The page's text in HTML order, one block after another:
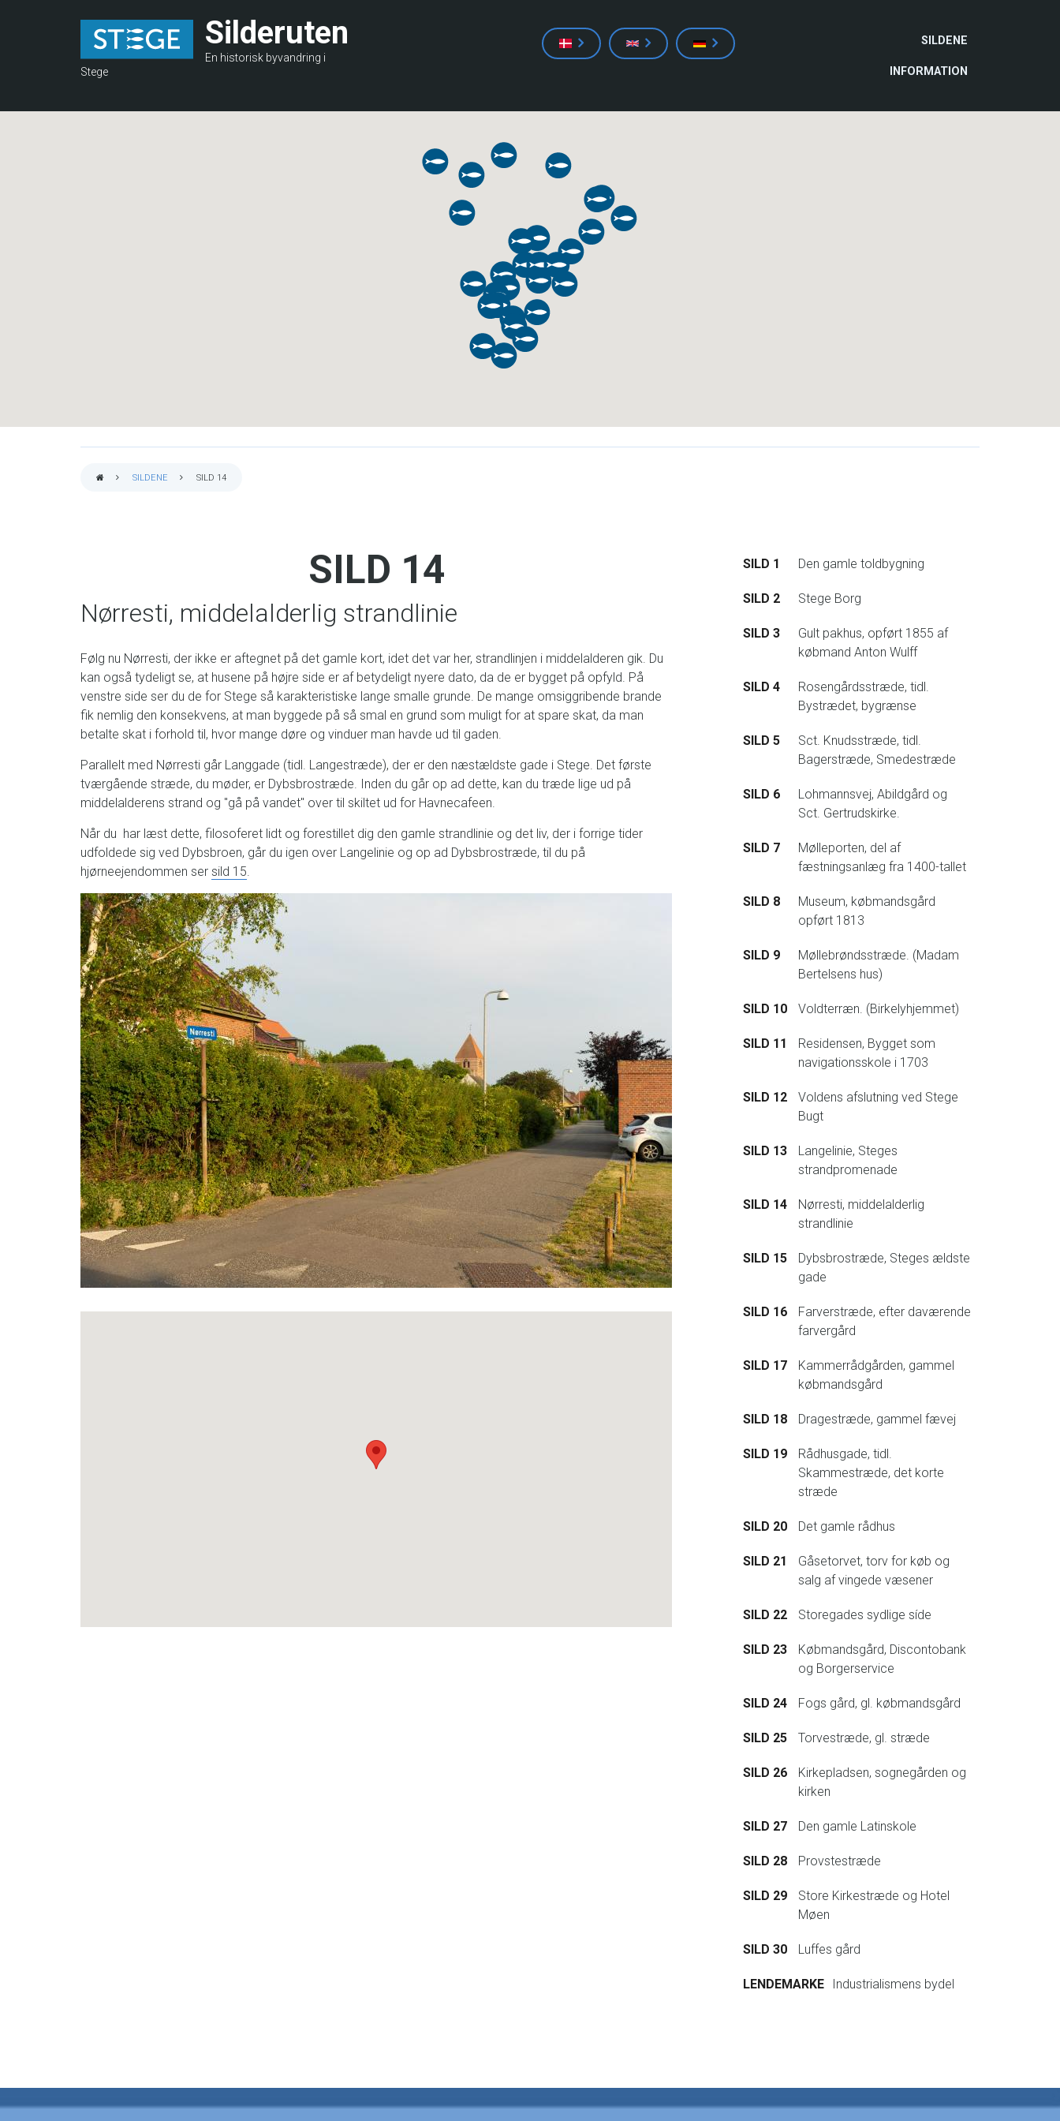
Silderuten
En historisk byvandring i
Stege
NAVIGATION
SILDENE
INFORMATION
SILDENE SILD 14
SILD 14
Nørresti, middelalderlig strandlinie
Følg nu Nørresti, der ikke er aftegnet på det gamle kort, idet det var her, strandlinjen i middelalderen gik. Du
kan også tydeligt se, at husene på højre side er af betydeligt nyere dato, da de er bygget på opfyld. På
venstre side ser du de for Stege så karakteristiske lange smalle grunde. De mange omsiggribende brande
fik nemlig den konsekvens, at man byggede på så smal en grund som muligt for at spare skat, da man
betalte skat i forhold til, hvor mange døre og vinduer man havde ud til gaden.
Parallelt med Nørresti går Langgade (tidl. Langestræde), der er den næstældste gade i Stege. Det første
tværgående stræde, du møder, er Dybsbrostræde. Inden du går op ad dette, kan du træde lige ud på
middelalderens strand og "gå på vandet" over til skiltet ud for Havnecafeen.
Når du har læst dette, filosoferet lidt og forestillet dig den gamle strandlinie og det liv, der i forrige tider
udfoldede sig ved Dybsbroen, går du igen over Langelinie og op ad Dybsbrostræde, til du på
hjørneejendommen ser sild 15.
SILD 1 Den gamle toldbygning
SILD 2 Stege Borg
SILD 3
Gult pakhus, opført 1855 af
købmand Anton Wulff
SILD 4
Rosengårdsstræde, tidl.
Bystrædet, bygrænse
SILD 5
Sct. Knudsstræde, tidl.
Bagerstræde, Smedestræde
SILD 6
Lohmannsvej, Abildgård og
Sct. Gertrudskirke.
SILD 7
Mølleporten, del af
fæstningsanlæg fra 1400-tallet
SILD 8
Museum, købmandsgård
opført 1813
SILD 9
Møllebrøndsstræde. (Madam
Bertelsens hus)
SILD 10 Voldterræn. (Birkelyhjemmet)
SILD 11
Residensen, Bygget som
navigationsskole i 1703
SILD 12
Voldens afslutning ved Stege
Bugt
SILD 13
Langelinie, Steges
strandpromenade
SILD 14
Nørresti, middelalderlig
strandlinie
SILD 15
Dybsbrostræde, Steges ældste
gade
SILD 16
Farverstræde, efter daværende
farvergård
SILD 17
Kammerrådgården, gammel
købmandsgård
SILD 18 Dragestræde, gammel fævej
SILD 19
Rådhusgade, tidl.
Skammestræde, det korte
stræde
SILD 20 Det gamle rådhus
SILD 21
Gåsetorvet, torv for køb og
salg af vingede væsener
SILD 22 Storegades sydlige síde
SILD 23
Købmandsgård, Discontobank
og Borgerservice
SILD 24 Fogs gård, gl. købmandsgård
SILD 25 Torvestræde, gl. stræde
SILD 26
Kirkepladsen, sognegården og
kirken
SILD 27 Den gamle Latinskole
SILD 28 Provstestræde
SILD 29
Store Kirkestræde og Hotel
Møen
SILD 30 Luffes gård
LENDEMARKE Industrialismens bydel